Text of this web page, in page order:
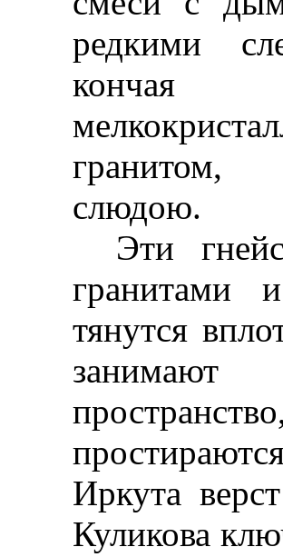
редкими
слюдою.
Эти
гранитами
тянутся
Иркута
Куликова